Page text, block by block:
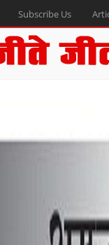
Subscribe Us